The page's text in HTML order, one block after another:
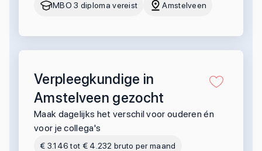
MBO 3 diploma vereist Amstelveen
Verpleegkundige in
Amstelveen gezocht
Maak dagelijks het verschil voor ouderen én
voor je collega's
€ 3.146 tot € 4.232 bruto per maand